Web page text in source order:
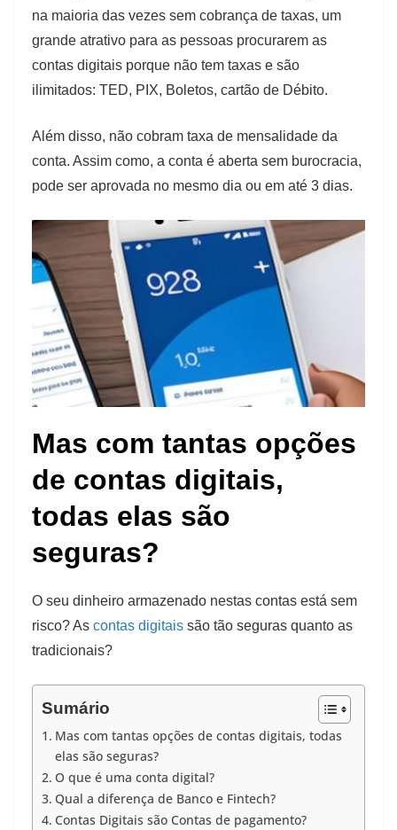
na maioria das vezes sem cobrança de taxas, um
grande atrativo para as pessoas procurarem as
contas digitais porque não tem taxas e são
ilimitados: TED, PIX, Boletos, cartão de Débito.
Além disso, não cobram taxa de mensalidade da
conta. Assim como, a conta é aberta sem burocracia,
pode ser aprovada no mesmo dia ou em até 3 dias.
Mas com tantas opções
de contas digitais,
todas elas são
seguras?
O seu dinheiro armazenado nestas contas está sem
risco? As contas digitais são tão seguras quanto as
tradicionais?
Sumário
Mas com tantas opções de contas digitais, todas
elas são seguras?
O que é uma conta digital?
Qual a diferença de Banco e Fintech?
Contas Digitais são Contas de pagamento?